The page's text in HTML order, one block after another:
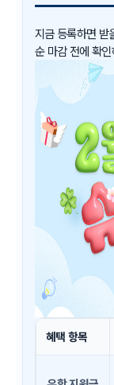
지금 등록하면 받
순 마감 전에 확
혜택 항목